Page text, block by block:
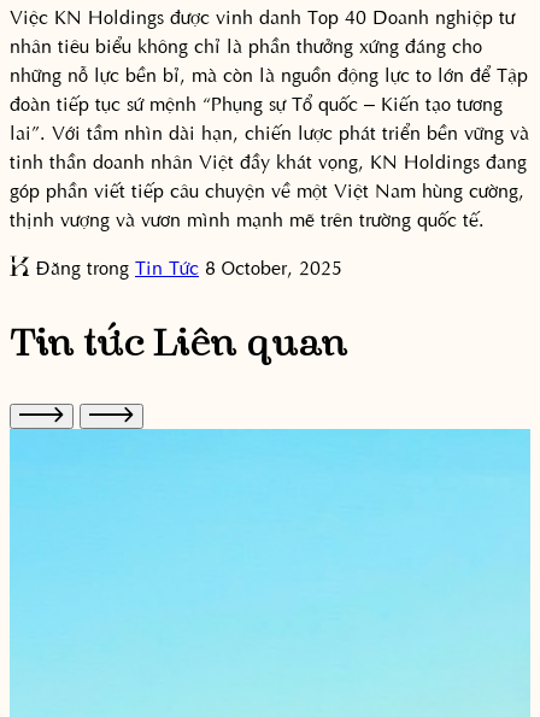
Việc KN Holdings được vinh danh Top 40 Doanh nghiệp tư
nhân tiêu biểu không chỉ là phần thưởng xứng đáng cho
những nỗ lực bền bỉ, mà còn là nguồn động lực to lớn để Tập
đoàn tiếp tục sứ mệnh “Phụng sự Tổ quốc – Kiến tạo tương
lai”. Với tầm nhìn dài hạn, chiến lược phát triển bền vững và
tinh thần doanh nhân Việt đầy khát vọng, KN Holdings đang
góp phần viết tiếp câu chuyện về một Việt Nam hùng cường,
thịnh vượng và vươn mình mạnh mẽ trên trường quốc tế.
Đăng trong Tin Tức 8 October, 2025
Tin tức Liên quan